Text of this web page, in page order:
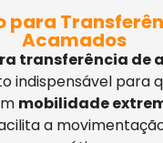
para
Acamados
transferência de
indispensável para
mobilidade
a